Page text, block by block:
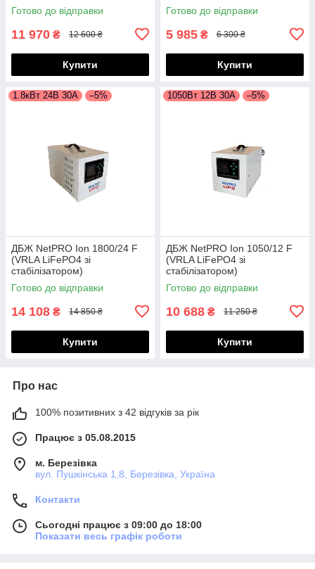
Готово до відправки
11 970 ₴ 12 600 ₴
Купити
Готово до відправки
5 985 ₴ 6 300 ₴
Купити
1.8кВт 24В 30А –5%
ДБЖ NetPRO Ion 1800/24 ​​F
(VRLA LiFePO4 зі
стабілізатором)
Готово до відправки
14 108 ₴ 14 850 ₴
Купити
1050Вт 12В 30А –5%
ДБЖ NetPRO Ion 1050/12 F
(VRLA LiFePO4 зі
стабілізатором)
Готово до відправки
10 688 ₴ 11 250 ₴
Купити
Про нас
100% позитивних з 42 відгуків за рік
Працює з 05.08.2015
м. Березівка
вул. Пушкінська 1,8, Березівка, Україна
Контакти
Сьогодні працює з 09:00 до 18:00
Показати весь графік роботи